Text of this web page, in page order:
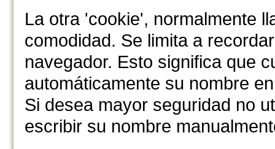
La otra 'cookie', normalmente
comodidad. Se limita a
navegador. Esto significa que
automáticamente su nombre
Si desea mayor seguridad no
escribir su nombre